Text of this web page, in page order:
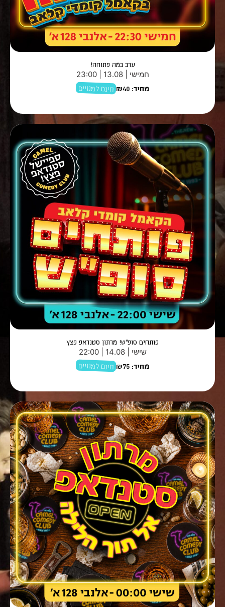
ערב במה פתוחה!
חמישי | 13.08 | 23:00
מחיר: ₪40 חינם למנויים
פותחים סופ"ש! מרתון סטנדאפ פצץ
שישי | 14.08 | 22:00
מחיר: ₪75 חינם למנויים